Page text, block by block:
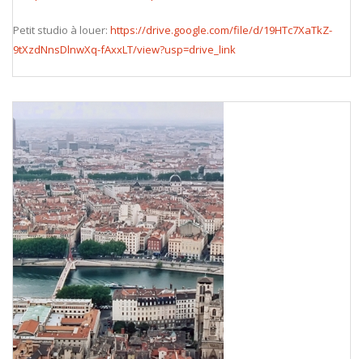
Petit studio à louer: https://drive.google.com/file/d/19HTc7XaTkZ-
9tXzdNnsDlnwXq-fAxxLT/view?usp=drive_link